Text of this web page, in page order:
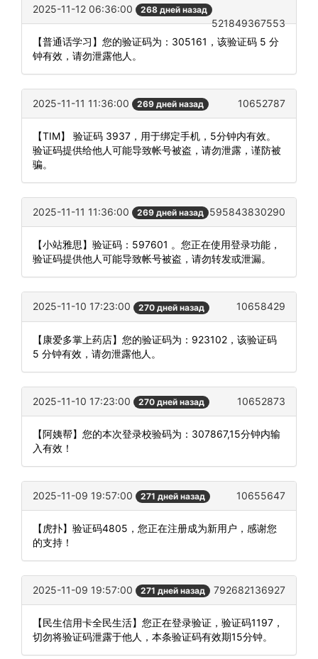
2025-11-12 06:36:00 268 дней назад
521849367553
【普通话学习】您的验证码为：305161，该验证码 5 分
钟有效，请勿泄露他人。
2025-11-11 11:36:00 269 дней назад 10652787
【TIM】 验证码 3937，用于绑定手机，5分钟内有效。
验证码提供给他人可能导致帐号被盗，请勿泄露，谨防被
骗。
2025-11-11 11:36:00 269 дней назад 595843830290
【小站雅思】验证码：597601 。您正在使用登录功能，
验证码提供他人可能导致帐号被盗，请勿转发或泄漏。
2025-11-10 17:23:00 270 дней назад 10658429
【康爱多掌上药店】您的验证码为：923102，该验证码
5 分钟有效，请勿泄露他人。
2025-11-10 17:23:00 270 дней назад 10652873
【阿姨帮】您的本次登录校验码为：307867,15分钟内输
入有效！
2025-11-09 19:57:00 271 дней назад 10655647
【虎扑】验证码4805，您正在注册成为新用户，感谢您
的支持！
2025-11-09 19:57:00 271 дней назад 792682136927
【民生信用卡全民生活】您正在登录验证，验证码1197，
切勿将验证码泄露于他人，本条验证码有效期15分钟。